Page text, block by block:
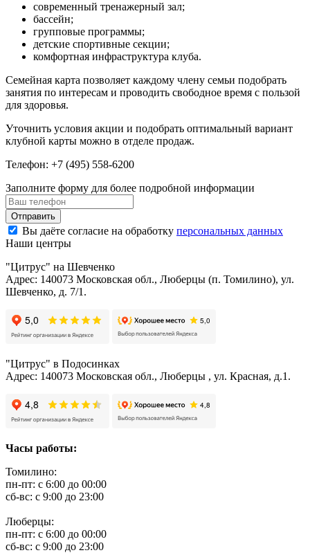
современный тренажерный зал;
бассейн;
групповые программы;
детские спортивные секции;
комфортная инфраструктура клуба.
Семейная карта позволяет каждому члену семьи подобрать
занятия по интересам и проводить свободное время с пользой
для здоровья.
Уточнить условия акции и подобрать оптимальный вариант
клубной карты можно в отделе продаж.
Телефон: +7 (495) 558-6200
Заполните форму для более подробной информации
Отправить
Вы даёте согласие на обработку персональных данных
Наши центры
"Цитрус" на Шевченко
Адрес: 140073 Московская обл., Люберцы (п. Томилино), ул.
Шевченко, д. 7/1.
"Цитрус" в Подосинках
Адрес: 140073 Московская обл., Люберцы , ул. Красная, д.1.
Часы работы:
Томилино:
пн-пт: с 6:00 до 00:00
сб-вс: с 9:00 до 23:00
Люберцы:
пн-пт: с 6:00 до 00:00
сб-вс: с 9:00 до 23:00